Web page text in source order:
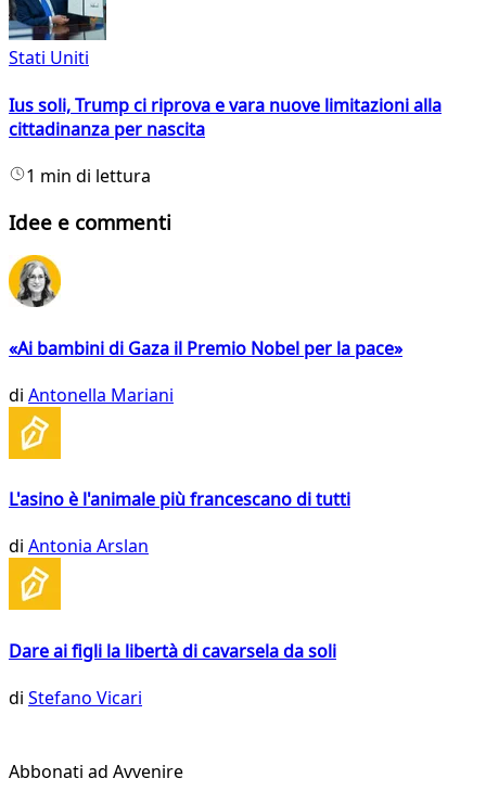
Stati Uniti
Ius soli, Trump ci riprova e vara nuove limitazioni alla
cittadinanza per nascita
1 min di lettura
Idee e commenti
«Ai bambini di Gaza il Premio Nobel per la pace»
di Antonella Mariani
L'asino è l'animale più francescano di tutti
di Antonia Arslan
Dare ai figli la libertà di cavarsela da soli
di Stefano Vicari
Abbonati ad Avvenire